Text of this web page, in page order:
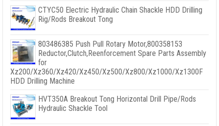
CTYC50 Electric Hydraulic Chain Shackle HDD Drilling
Rig/Rods Breakout Tong
803486385 Push Pull Rotary Motor,800358153
Reductor,Clutch,Reenforcement Spare Parts Assembly
for
Xz200/Xz360/Xz420/Xz450/Xz500/Xz800/Xz1000/Xz1300F
HDD Drilling Machine
HVT350A Breakout Tong Horizontal Drill Pipe/Rods
Hydraulic Shackle Tool